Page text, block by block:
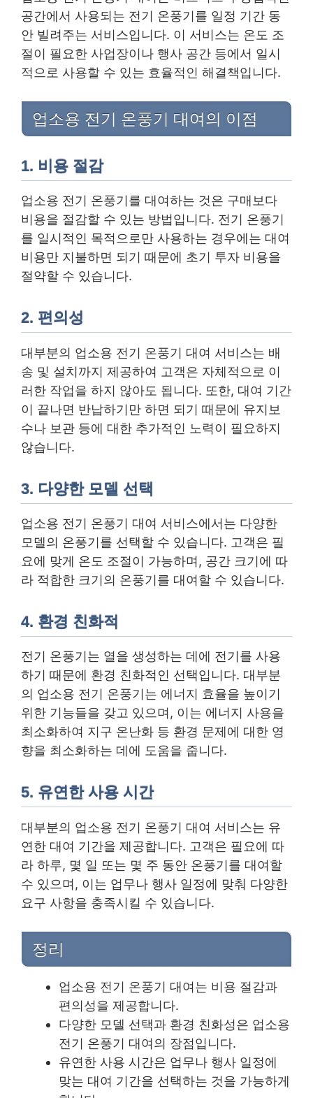
공간에서 사용되는 전기 온풍기를 일정 기간 동
안 빌려주는 서비스입니다. 이 서비스는 온도 조
절이 필요한 사업장이나 행사 공간 등에서 일시
적으로 사용할 수 있는 효율적인 해결책입니다.
업소용 전기 온풍기 대여의 이점
1. 비용 절감
업소용 전기 온풍기를 대여하는 것은 구매보다
비용을 절감할 수 있는 방법입니다. 전기 온풍기
를 일시적인 목적으로만 사용하는 경우에는 대여
비용만 지불하면 되기 때문에 초기 투자 비용을
절약할 수 있습니다.
2. 편의성
대부분의 업소용 전기 온풍기 대여 서비스는 배
송 및 설치까지 제공하여 고객은 자체적으로 이
러한 작업을 하지 않아도 됩니다. 또한, 대여 기간
이 끝나면 반납하기만 하면 되기 때문에 유지보
수나 보관 등에 대한 추가적인 노력이 필요하지
않습니다.
3. 다양한 모델 선택
업소용 전기 온풍기 대여 서비스에서는 다양한
모델의 온풍기를 선택할 수 있습니다. 고객은 필
요에 맞게 온도 조절이 가능하며, 공간 크기에 따
라 적합한 크기의 온풍기를 대여할 수 있습니다.
4. 환경 친화적
전기 온풍기는 열을 생성하는 데에 전기를 사용
하기 때문에 환경 친화적인 선택입니다. 대부분
의 업소용 전기 온풍기는 에너지 효율을 높이기
위한 기능들을 갖고 있으며, 이는 에너지 사용을
최소화하여 지구 온난화 등 환경 문제에 대한 영
향을 최소화하는 데에 도움을 줍니다.
5. 유연한 사용 시간
대부분의 업소용 전기 온풍기 대여 서비스는 유
연한 대여 기간을 제공합니다. 고객은 필요에 따
라 하루, 몇 일 또는 몇 주 동안 온풍기를 대여할
수 있으며, 이는 업무나 행사 일정에 맞춰 다양한
요구 사항을 충족시킬 수 있습니다.
정리
업소용 전기 온풍기 대여는 비용 절감과
편의성을 제공합니다.
다양한 모델 선택과 환경 친화성은 업소용
전기 온풍기 대여의 장점입니다.
유연한 사용 시간은 업무나 행사 일정에
맞는 대여 기간을 선택하는 것을 가능하게